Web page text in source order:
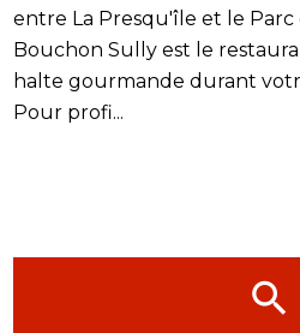
entre La Presqu'île et le Parc
Bouchon Sully est le
halte gourmande durant
Pour profi...